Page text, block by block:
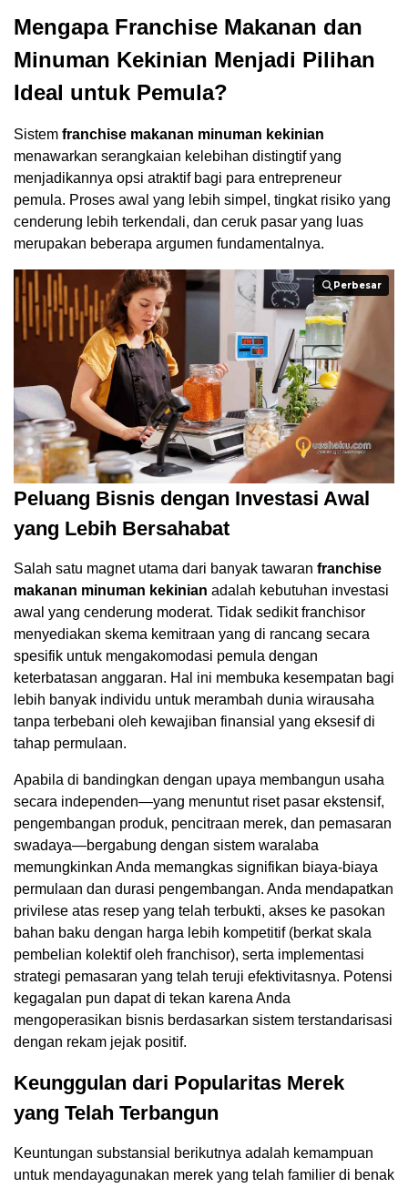
Mengapa Franchise Makanan dan
Minuman Kekinian Menjadi Pilihan
Ideal untuk Pemula?
Sistem franchise makanan minuman kekinian
menawarkan serangkaian kelebihan distingtif yang
menjadikannya opsi atraktif bagi para entrepreneur
pemula. Proses awal yang lebih simpel, tingkat risiko yang
cenderung lebih terkendali, dan ceruk pasar yang luas
merupakan beberapa argumen fundamentalnya.
Perbesar
Perbesar
Peluang Bisnis dengan Investasi Awal
yang Lebih Bersahabat
Salah satu magnet utama dari banyak tawaran franchise
makanan minuman kekinian adalah kebutuhan investasi
awal yang cenderung moderat. Tidak sedikit franchisor
menyediakan skema kemitraan yang di rancang secara
spesifik untuk mengakomodasi pemula dengan
keterbatasan anggaran. Hal ini membuka kesempatan bagi
lebih banyak individu untuk merambah dunia wirausaha
tanpa terbebani oleh kewajiban finansial yang eksesif di
tahap permulaan.
Apabila di bandingkan dengan upaya membangun usaha
secara independen—yang menuntut riset pasar ekstensif,
pengembangan produk, pencitraan merek, dan pemasaran
swadaya—bergabung dengan sistem waralaba
memungkinkan Anda memangkas signifikan biaya-biaya
permulaan dan durasi pengembangan. Anda mendapatkan
privilese atas resep yang telah terbukti, akses ke pasokan
bahan baku dengan harga lebih kompetitif (berkat skala
pembelian kolektif oleh franchisor), serta implementasi
strategi pemasaran yang telah teruji efektivitasnya. Potensi
kegagalan pun dapat di tekan karena Anda
mengoperasikan bisnis berdasarkan sistem terstandarisasi
dengan rekam jejak positif.
Keunggulan dari Popularitas Merek
yang Telah Terbangun
Keuntungan substansial berikutnya adalah kemampuan
untuk mendayagunakan merek yang telah familier di benak